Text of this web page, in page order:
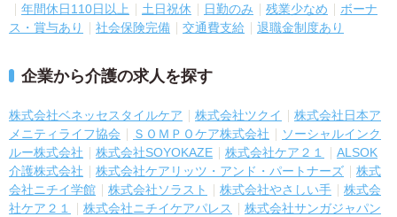
年間休日110日以上
土日祝休 日勤のみ 残業少なめ
ボーナ
ス・賞与あり
社会保険完備 交通費支給 退職金制度あり
企業から介護の求人を探す
株式会社ベネッセスタイルケア 株式会社ツクイ
株式会社日本ア
メニティライフ協会
ＳＯＭＰＯケア株式会社
ソーシャルインク
ルー株式会社
株式会社SOYOKAZE 株式会社ケア２１
ALSOK
介護株式会社
株式会社ケアリッツ・アンド・パートナーズ
株式
会社ニチイ学館
株式会社ソラスト 株式会社やさしい手
株式会
社ケア２１
株式会社ニチイケアパレス
株式会社サンガジャパン